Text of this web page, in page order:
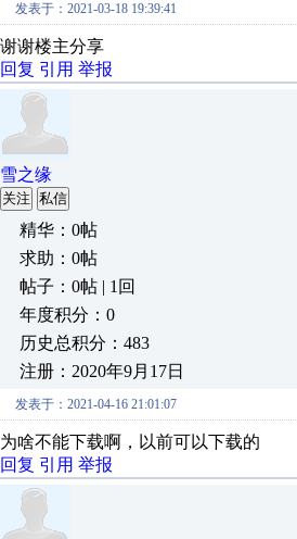
发表于：2021-03-18 19:39:41
谢谢楼主分享
回复 引用 举报
雪之缘
关注 私信
精华：0帖
求助：0帖
帖子：0帖 | 1回
年度积分：0
历史总积分：483
注册：2020年9月17日
发表于：2021-04-16 21:01:07
为啥不能下载啊，以前可以下载的
回复 引用 举报